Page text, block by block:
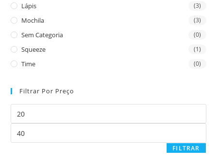
Lápis (3)
Mochila (3)
Sem Categoria (0)
Squeeze (1)
Time (0)
Filtrar Por Preço
FILTRAR